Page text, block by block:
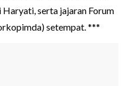
serta jajaran Forum
setempat. ***